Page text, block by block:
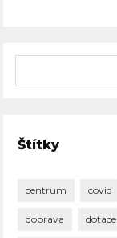
Štítky
centrum covid
doprava dotace